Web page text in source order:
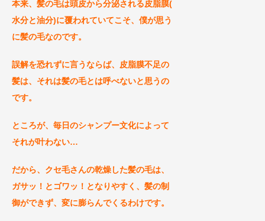
本来、髪の毛は頭皮から分泌される皮脂膜(
水分と油分)に覆われていてこそ、僕が思う
に髪の毛なのです。
誤解を恐れずに言うならば、皮脂膜不足の
髪は、それは髪の毛とは呼べないと思うの
です。
ところが、毎日のシャンプー文化によって
それが叶わない…
だから、クセ毛さんの乾燥した髪の毛は、
ガサッ！とゴワッ！となりやすく、髪の制
御ができず、変に膨らんでくるわけです。